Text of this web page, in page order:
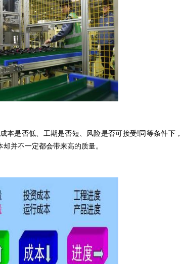
是否低、工期是否短、风险是否可接受!同等条件下，
并不一定都会带来高的质量。